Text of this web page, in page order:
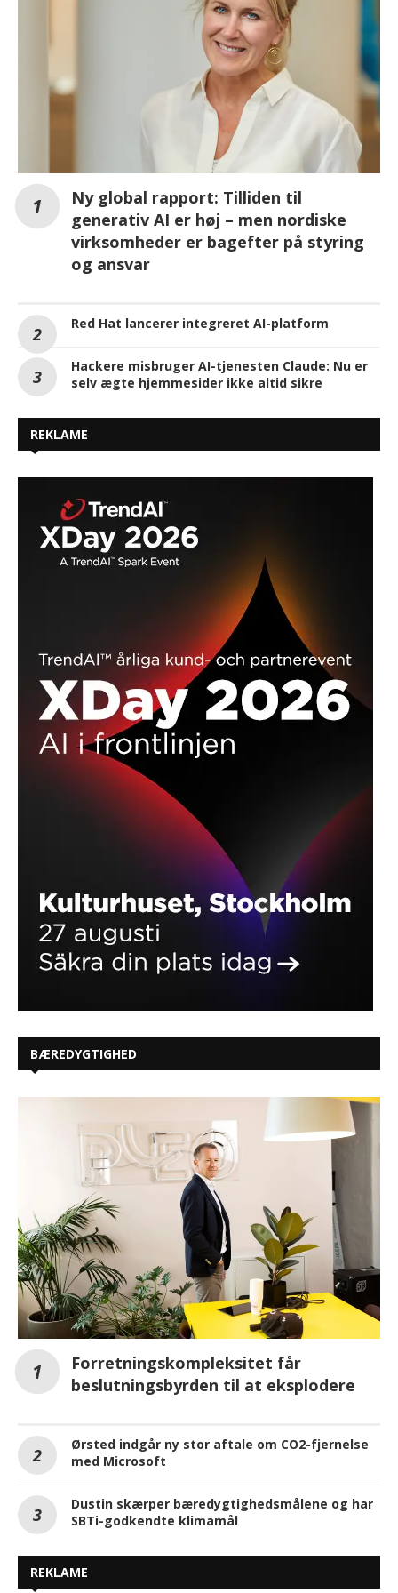
Ny global rapport: Tilliden til
generativ AI er høj – men nordiske
virksomheder er bagefter på styring
og ansvar
Red Hat lancerer integreret AI-platform
Hackere misbruger AI-tjenesten Claude: Nu er
selv ægte hjemmesider ikke altid sikre
REKLAME
BÆREDYGTIGHED
Forretningskompleksitet får
beslutningsbyrden til at eksplodere
Ørsted indgår ny stor aftale om CO2-fjernelse
med Microsoft
Dustin skærper bæredygtighedsmålene og har
SBTi-godkendte klimamål
REKLAME